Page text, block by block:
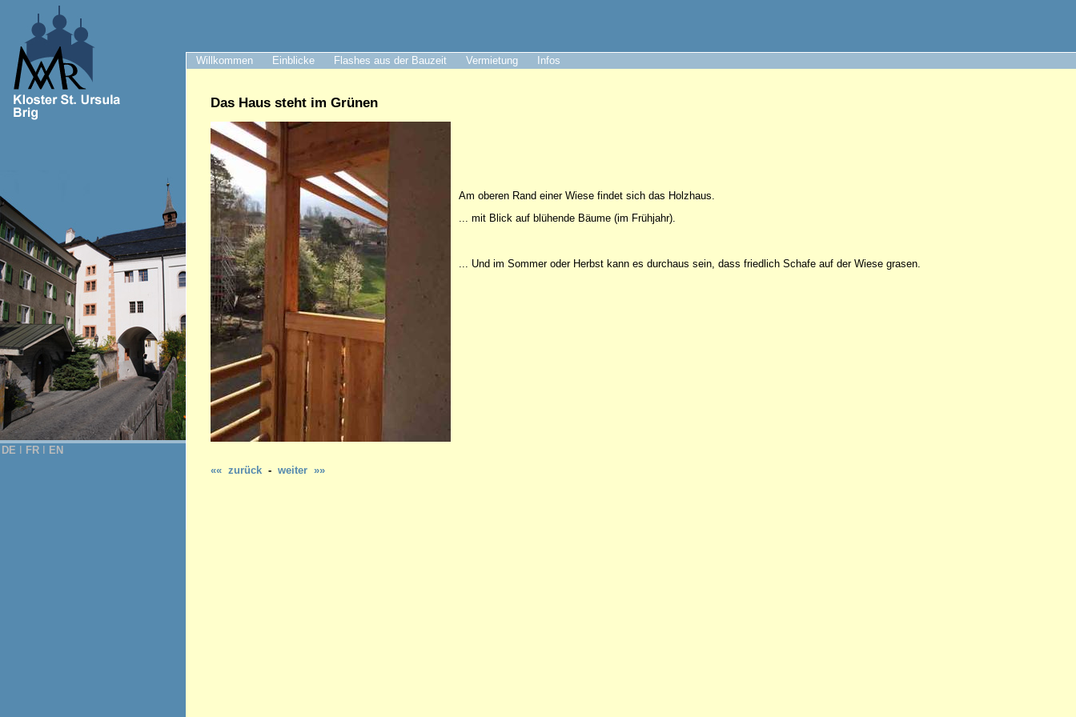
Willkommen Einblicke Flashes aus der Bauzeit Vermietung Infos
DE FR EN
Das Haus steht im Grünen
Am oberen Rand einer Wiese findet sich das Holzhaus.
... mit Blick auf blühende Bäume (im Frühjahr).
... Und im Sommer oder Herbst kann es durchaus sein, dass friedlich Schafe auf der Wiese grasen.
«« zurück - weiter »»